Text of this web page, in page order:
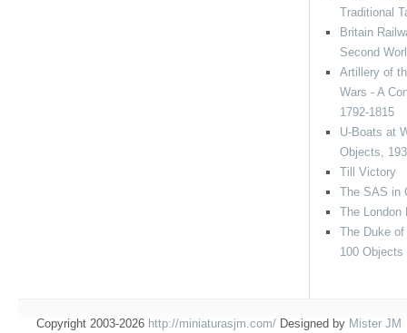
Traditional
Britain
Second
Artillery of
Wars - A
1792-1815
U-Boats at
Objects,
Till Victory
The SAS in
The London
The Duke
100 Objects
Copyright 2003-2026 http://miniaturasjm.com/ Designed by Mister JM